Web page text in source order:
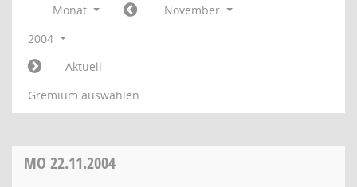
Monat
November
2004
Aktuell
Gremium auswählen
MO 22.11.2004